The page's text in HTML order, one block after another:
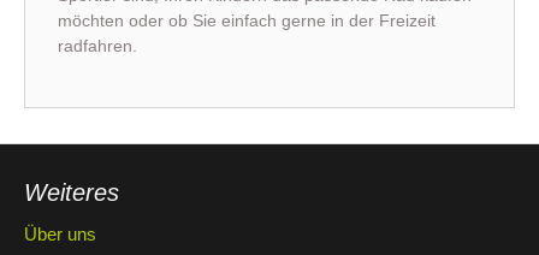
möchten oder ob Sie einfach gerne in der Freizeit
radfahren.
Weiteres
Über uns